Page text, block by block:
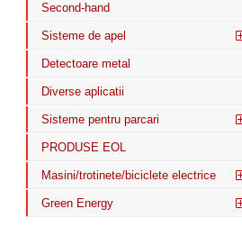
Second-hand
Sisteme de apel
Detectoare metal
Diverse aplicatii
Sisteme pentru parcari
PRODUSE EOL
Masini/trotinete/biciclete electrice
Green Energy